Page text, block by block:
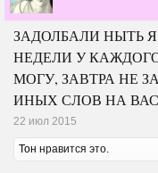
ЗАДОЛБАЛИ НЫТЬ
НЕДЕЛИ У
МОГУ, ЗАВТРА НЕ
ИНЫХ СЛОВ НА
22 июл 2015
Тон нравится это.